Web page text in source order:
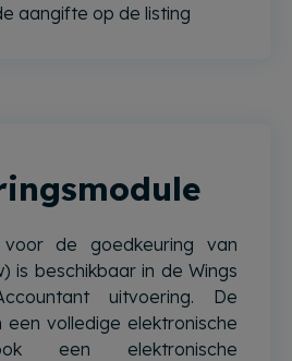
aangifte op de listing
de goedkeuring van
is beschikbaar in de Wings
uitvoering. De
volledige elektronische
een elektronische